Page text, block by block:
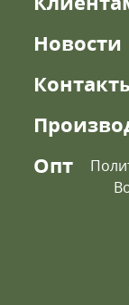
Новости
Опт